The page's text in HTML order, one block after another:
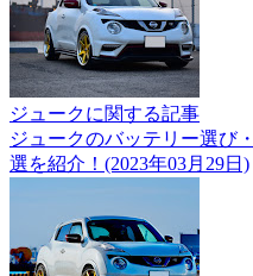
ジュークに関する記事
ジュークのバッテリー選び
選を紹介！(2023年03月29日)